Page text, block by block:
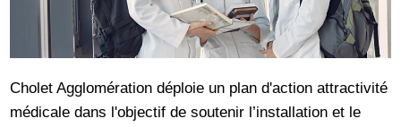
Cholet Agglomération déploie un plan d'action attractivité
médicale dans l'objectif de soutenir l’installation et le